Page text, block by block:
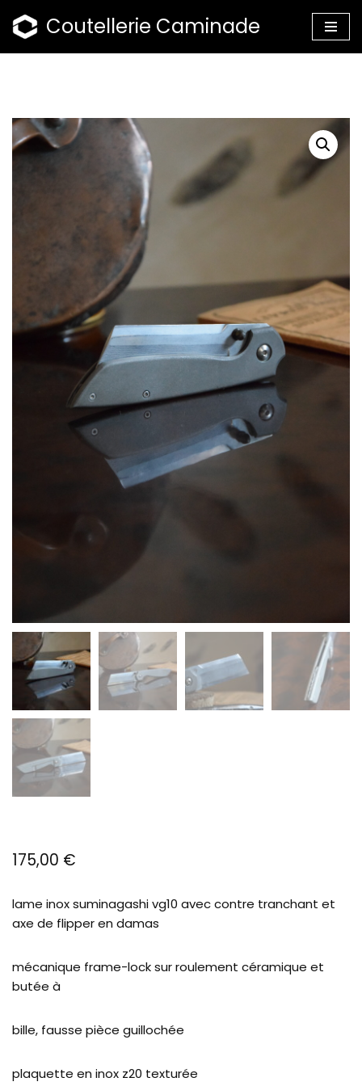
Aller
Coutellerie Caminade
175,00 €
lame inox suminagashi vg10 avec contre tranchant et
axe de flipper en damas
mécanique frame-lock sur roulement céramique et
butée à
bille, fausse pièce guillochée
plaquette en inox z20 texturée